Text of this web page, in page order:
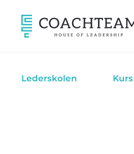
Lederskolen Kurs